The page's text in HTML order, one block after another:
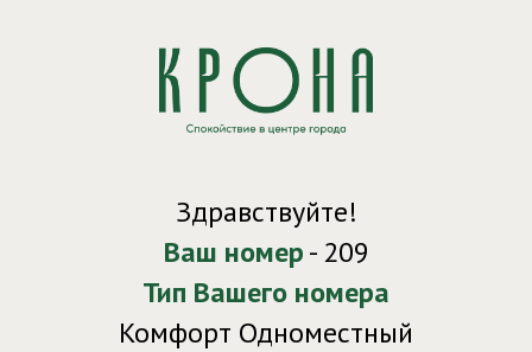
Здравствуйте!
Ваш номер- 209
Тип Вашего номера
Комфорт Одноместный